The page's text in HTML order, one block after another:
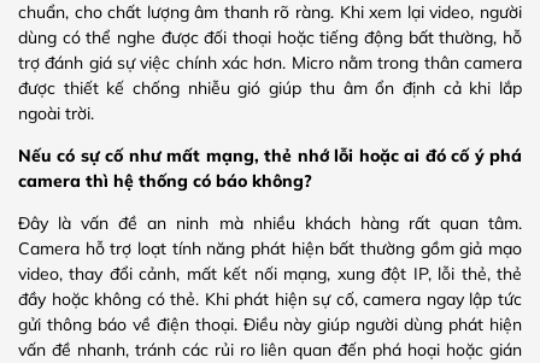
chuẩn, cho chất lượng âm thanh rõ ràng. Khi xem lại video, người
dùng có thể nghe được đối thoại hoặc tiếng động bất thường, hỗ
trợ đánh giá sự việc chính xác hơn. Micro nằm trong thân camera
được thiết kế chống nhiễu gió giúp thu âm ổn định cả khi lắp
ngoài trời.
Nếu có sự cố như mất mạng, thẻ nhớ lỗi hoặc ai đó cố ý phá
camera thì hệ thống có báo không?
Đây là vấn đề an ninh mà nhiều khách hàng rất quan tâm.
Camera hỗ trợ loạt tính năng phát hiện bất thường gồm giả mạo
video, thay đổi cảnh, mất kết nối mạng, xung đột IP, lỗi thẻ, thẻ
đầy hoặc không có thẻ. Khi phát hiện sự cố, camera ngay lập tức
gửi thông báo về điện thoại. Điều này giúp người dùng phát hiện
vấn đề nhanh, tránh các rủi ro liên quan đến phá hoại hoặc gián